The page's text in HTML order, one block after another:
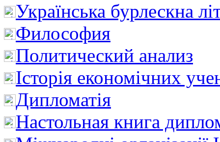
Українська бурлескна
Философия
Политический анализ
Історія економічних
Дипломатія
Настольная книга